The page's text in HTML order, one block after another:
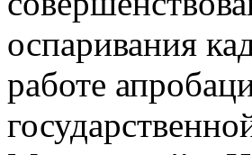
оспаривания
работе